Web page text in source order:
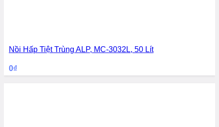
Nồi Hấp Tiệt Trùng ALP, MC-3032L, 50 Lít
0₫